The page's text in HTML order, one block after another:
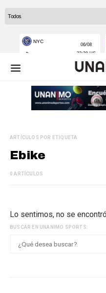
ARTÍCULOS POR ETIQUETA
Ebike
0 ARTÍCULOS
Lo sentimos, no se
BUSCAR EN UNANIMO SPORTS: